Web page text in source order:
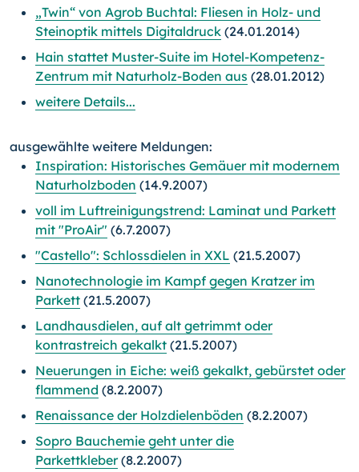
„Twin“ von Agrob Buchtal: Fliesen in Holz- und
Steinoptik mittels Digitaldruck (24.01.2014)
Hain stattet Muster-Suite im Hotel-Kompetenz-
Zentrum mit Naturholz-Boden aus (28.01.2012)
weitere Details...
ausgewählte weitere Meldungen:
Inspiration: Historisches Gemäuer mit modernem
Naturholzboden (14.9.2007)
voll im Luftreinigungstrend: Laminat und Parkett
mit "ProAir" (6.7.2007)
"Castello": Schlossdielen in XXL (21.5.2007)
Nanotechnologie im Kampf gegen Kratzer im
Parkett (21.5.2007)
Landhausdielen, auf alt getrimmt oder
kontrastreich gekalkt (21.5.2007)
Neuerungen in Eiche: weiß gekalkt, gebürstet oder
flammend (8.2.2007)
Renaissance der Holzdielenböden (8.2.2007)
Sopro Bauchemie geht unter die
Parkettkleber(8.2.2007)